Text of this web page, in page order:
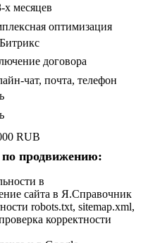
х месяцев
оптимизация
договора
чат, почта, телефон
RUB
продвижению:
в
сайта в Я.Справочник
robots.txt, sitemap.xml,
корректности